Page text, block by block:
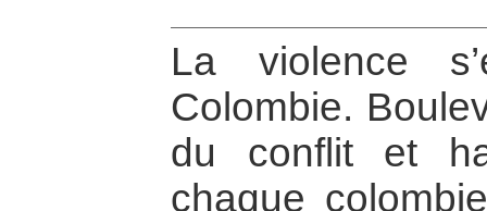
La violence
Colombie.
du conflit et
chaque